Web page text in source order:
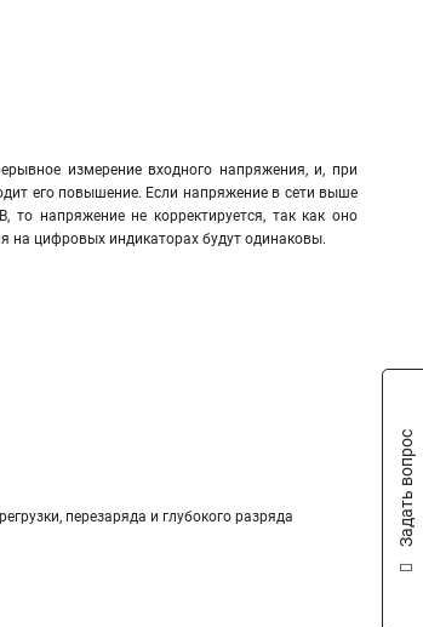
измерение входного напряжения, и, при
его повышение. Если напряжение в сети выше
то напряжение не корректируется, так как оно
на цифровых индикаторах будут одинаковы.
перезаряда и глубокого разряда Задать вопрос